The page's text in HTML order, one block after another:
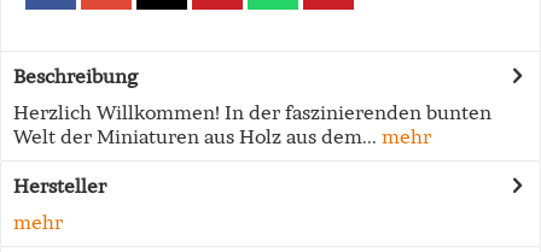
Beschreibung
Herzlich Willkommen! In der faszinierenden bunten
Welt der Miniaturen aus Holz aus dem... mehr
Hersteller
mehr